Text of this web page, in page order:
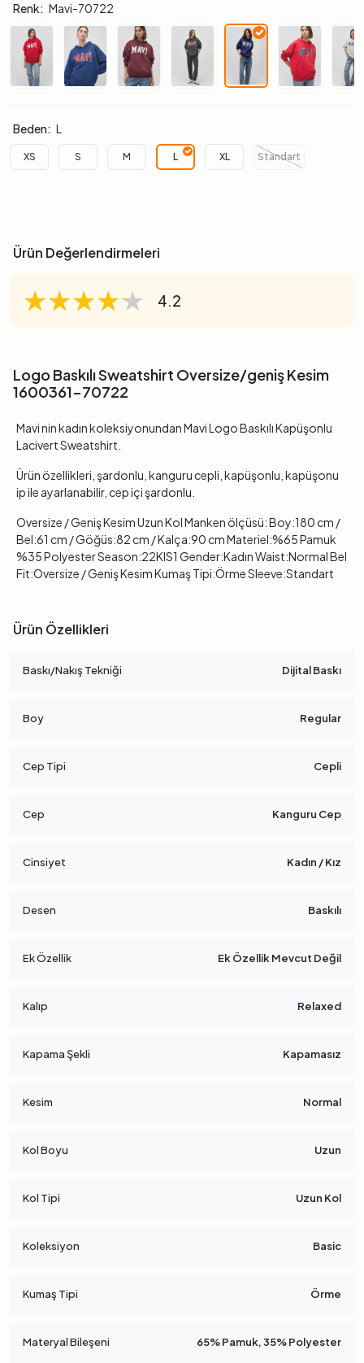
Renk: Mavi-70722
Beden: L
XS S M L XL Standart
Ürün Değerlendirmeleri
★★★★★
★★★★★
★★★★★ 4.2
Logo Baskılı Sweatshirt Oversize/geniş Kesim
1600361-70722
Mavi nin kadın koleksiyonundan Mavi Logo Baskılı Kapüşonlu
Lacivert Sweatshirt.
Ürün özellikleri, şardonlu, kanguru cepli, kapüşonlu, kapüşonu
ip ile ayarlanabilir, cep içi şardonlu.
Oversize / Geniş Kesim Uzun Kol Manken ölçüsü: Boy:180 cm /
Bel:61 cm / Göğüs:82 cm / Kalça:90 cm Materiel:%65 Pamuk
%35 Polyester Season:22KIS1 Gender:Kadın Waist:Normal Bel
Fit:Oversize / Geniş Kesim Kumaş Tipi:Örme Sleeve:Standart
Ürün Özellikleri
Baskı/Nakış Tekniği Dijital Baskı
Boy Regular
Cep Tipi Cepli
Cep Kanguru Cep
Cinsiyet Kadın / Kız
Desen Baskılı
Ek Özellik Ek Özellik Mevcut Değil
Kalıp Relaxed
Kapama Şekli Kapamasız
Kesim Normal
Kol Boyu Uzun
Kol Tipi Uzun Kol
Koleksiyon Basic
Kumaş Tipi Örme
Materyal Bileşeni 65% Pamuk, 35% Polyester